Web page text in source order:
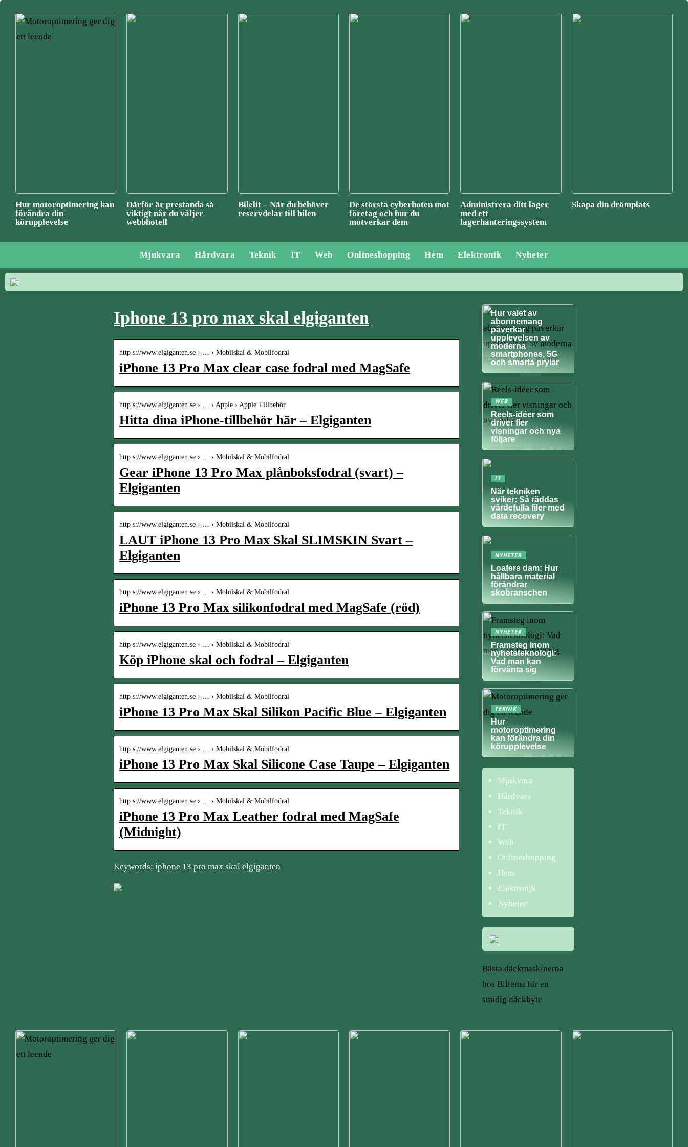
Hur motoroptimering kan
förändra din
körupplevelse
Därför är prestanda så
viktigt när du väljer
webbhotell
Bilelit – När du behöver
reservdelar till bilen
De största cyberhoten mot
företag och hur du
motverkar dem
Administrera ditt lager
med ett
lagerhanteringssystem
Skapa din drömplats
Mjukvara Hårdvara Teknik IT Web Onlineshopping Hem Elektronik Nyheter
Iphone 13 pro max skal elgiganten
http s://www.elgiganten.se › … › Mobilskal & Mobilfodral
iPhone 13 Pro Max clear case fodral med MagSafe
http s://www.elgiganten.se › … › Apple › Apple Tillbehör
Hitta dina iPhone-tillbehör här – Elgiganten
http s://www.elgiganten.se › … › Mobilskal & Mobilfodral
Gear iPhone 13 Pro Max plånboksfodral (svart) –
Elgiganten
http s://www.elgiganten.se › … › Mobilskal & Mobilfodral
LAUT iPhone 13 Pro Max Skal SLIMSKIN Svart –
Elgiganten
http s://www.elgiganten.se › … › Mobilskal & Mobilfodral
iPhone 13 Pro Max silikonfodral med MagSafe (röd)
http s://www.elgiganten.se › … › Mobilskal & Mobilfodral
Köp iPhone skal och fodral – Elgiganten
http s://www.elgiganten.se › … › Mobilskal & Mobilfodral
iPhone 13 Pro Max Skal Silikon Pacific Blue – Elgiganten
http s://www.elgiganten.se › … › Mobilskal & Mobilfodral
iPhone 13 Pro Max Skal Silicone Case Taupe – Elgiganten
http s://www.elgiganten.se › … › Mobilskal & Mobilfodral
iPhone 13 Pro Max Leather fodral med MagSafe
(Midnight)
Keywords: iphone 13 pro max skal elgiganten
Hur valet av
abonnemang
påverkar
upplevelsen av
moderna
smartphones, 5G
och smarta prylar
WEB
Reels-idéer som
driver fler
visningar och nya
följare
IT
När tekniken
sviker: Så räddas
värdefulla filer med
data recovery
NYHETER
Loafers dam: Hur
hållbara material
förändrar
skobranschen
NYHETER
Framsteg inom
nyhetsteknologi:
Vad man kan
förvänta sig
TEKNIK
Hur
motoroptimering
kan förändra din
körupplevelse
Mjukvara
Hårdvara
Teknik
IT
Web
Onlineshopping
Hem
Elektronik
Nyheter
Bästa däckmaskinerna
hos Biltema för en
smidig däckbyte